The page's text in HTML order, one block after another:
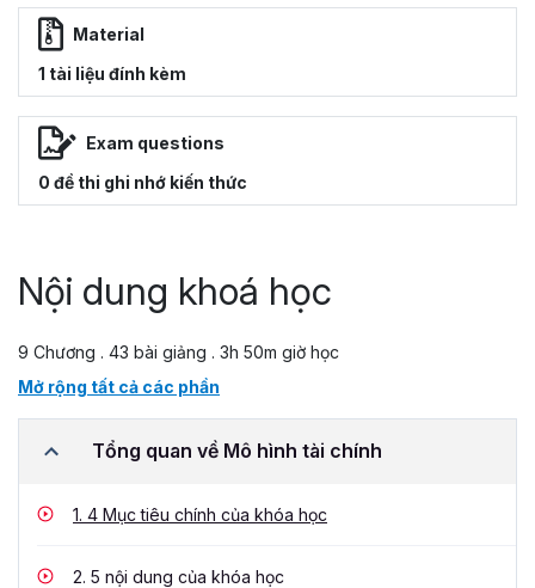
Material
1 tài liệu đính kèm
Exam questions
0 đề thi ghi nhớ kiến thức
Nội dung khoá học
9 Chương . 43 bài giảng . 3h 50m giờ học
Mở rộng tất cả các phần
Tổng quan về Mô hình tài chính
1. 4 Mục tiêu chính của khóa học
2. 5 nội dung của khóa học